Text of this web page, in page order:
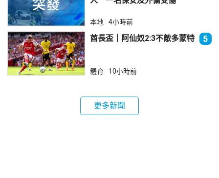
本地 4小時前
酋長盃｜阿仙奴2:3不敵多蒙特 5
體育 10小時前
更多新聞